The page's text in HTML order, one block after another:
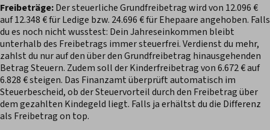
Freibeträge:Der steuerliche Grundfreibetrag wird von 12.096 €
auf 12.348 € für Ledige bzw. 24.696 € für Ehepaare angehoben. Falls
du es noch nicht wusstest: Dein Jahreseinkommen bleibt
unterhalb des Freibetrags immer steuerfrei. Verdienst du mehr,
zahlst du nur auf den über den Grundfreibetrag hinausgehenden
Betrag Steuern. Zudem soll der Kinderfreibetrag von 6.672 € auf
6.828 € steigen. Das Finanzamt überprüft automatisch im
Steuerbescheid, ob der Steuervorteil durch den Freibetrag über
dem gezahlten Kindegeld liegt. Falls ja erhältst du die Differenz
als Freibetrag on top.